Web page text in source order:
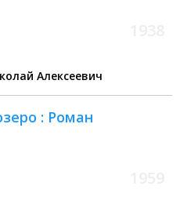
Алексеевич
: Роман